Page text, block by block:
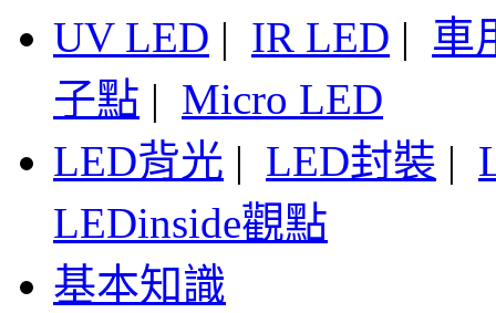
UV LED | IR LED | 車
子點 | Micro LED
LED背光 | LED封裝 |
LEDinside觀點
基本知識